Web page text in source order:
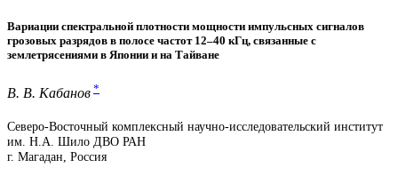
Вариации спектральной плотности мощности импульсных сигналов
грозовых разрядов в полосе частот 12–40 кГц, связанные с
землетрясениями в Японии и на Тайване
В. В. Кабанов *
Северо-Восточный комплексный научно-исследовательский институт
им. Н.А. Шило ДВО РАН
г. Магадан, Россия